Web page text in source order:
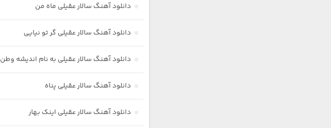
دانلود آهنگ سالار عقیلی ماه من
دانلود آهنگ سالار عقیلی گر تو نیایی
دانلود آهنگ سالار عقیلی به نام اندیشه وطن
دانلود آهنگ سالار عقیلی پناه
دانلود آهنگ سالار عقیلی اینک بهار